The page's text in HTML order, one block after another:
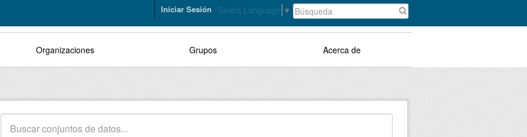
Select Language ▼
Iniciar Sesión
Organizaciones Grupos Acerca de